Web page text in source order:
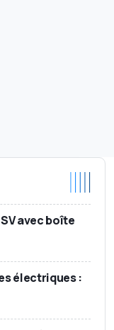
avec boîte
électriques :